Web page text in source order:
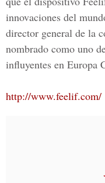
innovaciones del
director general de la
nombrado como uno
influyentes en Europa
http://www.feelif.com/